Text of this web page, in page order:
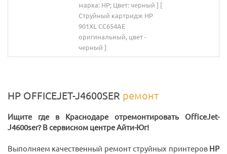
марка: HP; Цвет: черный ] [
Струйный картридж HP
901XL CC654AE
оригинальный, цвет -
черный ]
HP OFFICEJET-J4600SER ремонт
Ищите где в Краснодаре отремонтировать OfficeJet-
J4600ser? В сервисном центре Айти-Юг!
Выполняем качественный ремонт струйных принтеров HP